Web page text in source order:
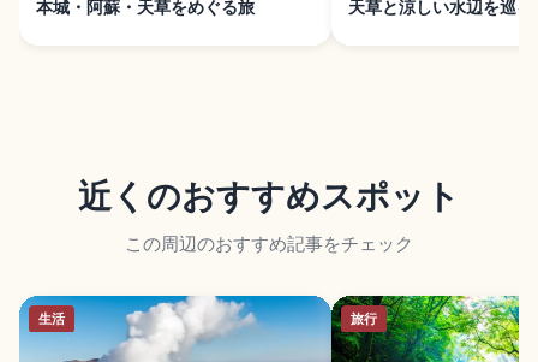
本城・阿蘇・天草をめぐる旅
天草と涼しい水辺を巡る
近くのおすすめスポット
この周辺のおすすめ記事をチェック
生活 旅行